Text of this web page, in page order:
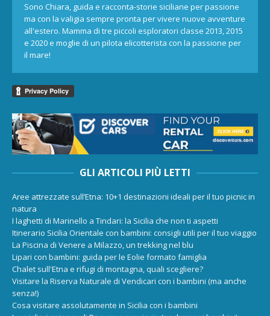
Sono Chiara, guida e racconta-storie siciliane per passione
ma con la valigia sempre pronta per vivere nuove avventure
all'estero. Mamma di tre piccoli esploratori classe 2013, 2015
e 2020 e moglie di un pilota elicotterista con la passione per
il mare!
GLI ARTICOLI PIÙ LETTI
Aree attrezzate sull’Etna: 10+1 destinazioni ideali per il tuo picnic in
natura
I laghetti di Marinello a Tindari: la Sicilia che non ti aspetti
Itinerario Sicilia Orientale con bambini: consigli utili per il tuo viaggio
La Piscina di Venere a Milazzo, un trekking nel blu
Lipari con bambini: guida per le Eolie formato famiglia
Chalet sull'Etna e rifugi di montagna, quali scegliere?
Visitare la Riserva Naturale di Vendicari con i bambini (ma anche
senza!)
Cosa visitare assolutamente in Sicilia con i bambini